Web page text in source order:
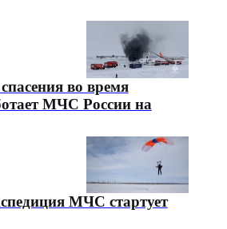
во время
МЧС России на
МЧС стартует